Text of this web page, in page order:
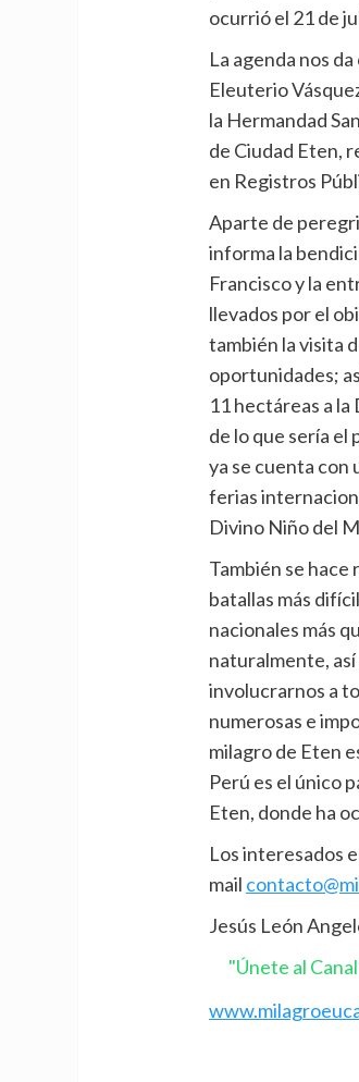
ocurrió el 21 de
La agenda nos
Eleuterio
la Hermandad
de Ciudad Eten,
en Registros
Aparte de
informa la
Francisco y la
llevados por el
también la visita
oportunidades;
11 hectáreas a
de lo que sería el
ya se cuenta con
ferias
Divino Niño del
También se hace
batallas más
nacionales más
naturalmente,
involucrarnos a
numerosas e
milagro de Eten
Perú es el único
Eten, donde ha
Los interesados
mail
Jesús León
"Únete al